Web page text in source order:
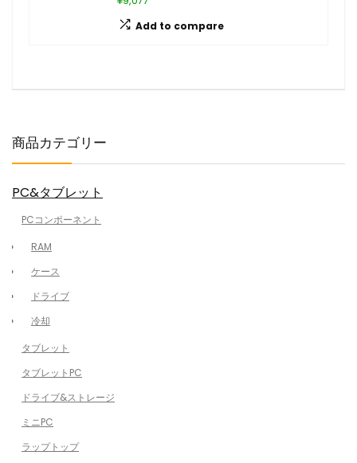
Add to compare
商品カテゴリー
PC&タブレット
PCコンポーネント
RAM
ケース
ドライブ
冷却
タブレット
タブレットPC
ドライブ&ストレージ
ミニPC
ラップトップ